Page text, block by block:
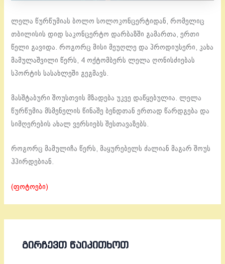
ლელა წურწუმიას ბოლო სოლოკონცერტიდან, რომელიც
თბილისის დიდ საკონცერტო დარბაზში გამართა, ერთი
წელი გავიდა. როგორც მისი მეუღლე და პროდიუსერი, კახა
მამულაშვილი წერს, 4 ოქტომბერს ლელა ღონისძიებას
სპორტის სასახლეში გეგმავს.
მასშტაბური შოუსთვის მზადება უკვე დაწყებულია. ლელა
წურწუმია მსმენელის წინაშე ბენდთან ერთად წარდგება და
სიმღერების ახალ ვერსიებს შესთავაზებს.
როგორც მამულიჩა წერს, მაყურებელს ძალიან მაგარ შოუს
ჰპირდებიან.
(ფოტოები)
ᲒᲘᲠᲩᲔᲕᲗ ᲬᲐᲘᲙᲘᲗᲮᲝᲗ